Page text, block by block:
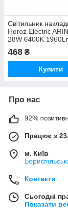
Світильник
Horoz Electric
28W 6400K
283мм білий
(016-026-0028-011)
468 ₴
Купити
Про нас
92%
Працює з
м. Київ
Контакти
Сьогодні
Показати